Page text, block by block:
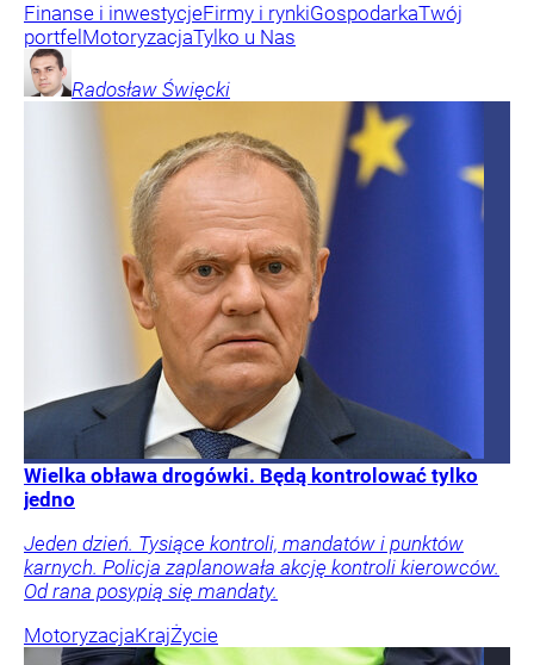
Finanse i inwestycjeFirmy i rynkiGospodarkaTwój
portfel MotoryzacjaTylko u Nas
Radosław Święcki
Wielka obława drogówki. Będą kontrolować tylko
jedno
Jeden dzień. Tysiące kontroli, mandatów i punktów
karnych. Policja zaplanowała akcję kontroli kierowców.
Od rana posypią się mandaty.
MotoryzacjaKrajŻycie